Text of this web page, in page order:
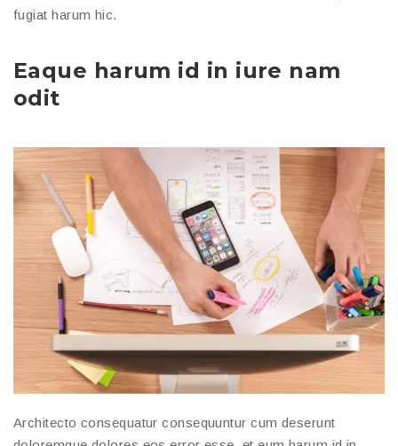
fugiat harum hic.
Eaque harum id in iure nam
odit
Architecto consequatur consequuntur cum deserunt